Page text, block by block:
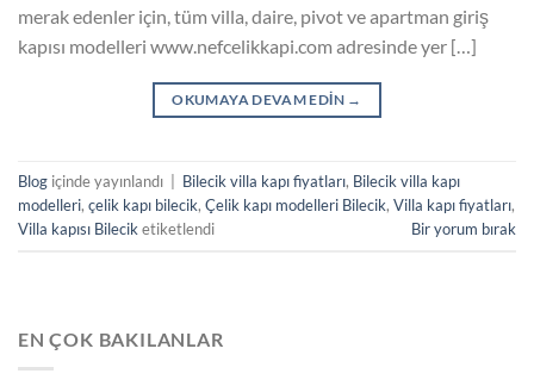
merak edenler için, tüm villa, daire, pivot ve apartman giriş
kapısı modelleri www.nefcelikkapi.com adresinde yer […]
OKUMAYA DEVAM EDIN →
Blog içinde yayınlandı Bilecik villa kapı fiyatları, Bilecik villa kapı
modelleri, çelik kapı bilecik, Çelik kapı modelleri Bilecik, Villa kapı fiyatları,
Villa kapısı Bileciketiketlendi Bir yorum bırak
EN ÇOK BAKILANLAR